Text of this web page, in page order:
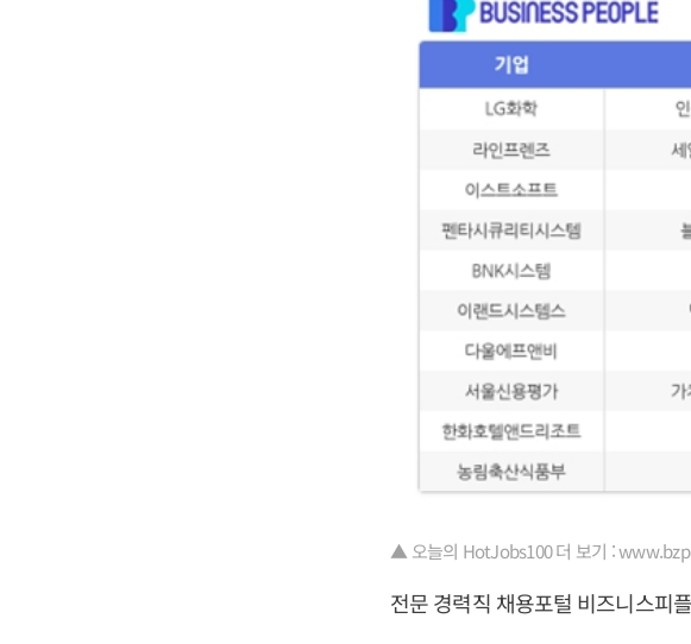
▲ 오늘의 HotJobs100 더 보기 :
전문 경력직 채용포털 비즈니스피